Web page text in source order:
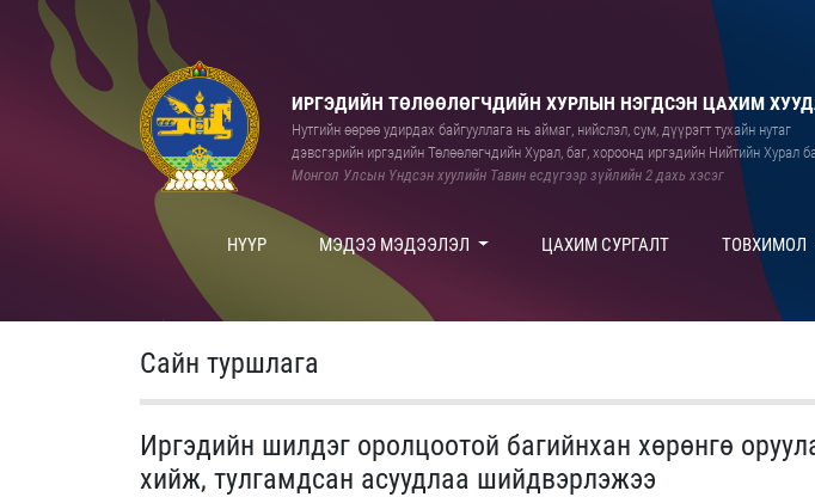
ИРГЭДИЙН ТӨЛӨӨЛӨГЧДИЙН ХУРЛЫН НЭГДСЭН ЦАХИМ
Нутгийн өөрөө удирдах байгууллага нь аймаг, нийслэл, сум, дүүрэгт тухайн нутаг
дэвсгэрийн иргэдийн Төлөөлөгчдийн Хурал, баг, хороонд иргэдийн Нийтийн Хурал
Монгол Улсын Үндсэн хуулийн Тавин есдүгээр зүйлийн 2 дахь хэсэг
НҮҮР МЭДЭЭ МЭДЭЭЛЭЛ ЦАХИМ СУРГАЛТ ТОВХИМОЛ
Сайн туршлага
Иргэдийн шилдэг оролцоотой багийнхан хөрөнгө
хийж, тулгамдсан асуудлаа шийдвэрлэжээ